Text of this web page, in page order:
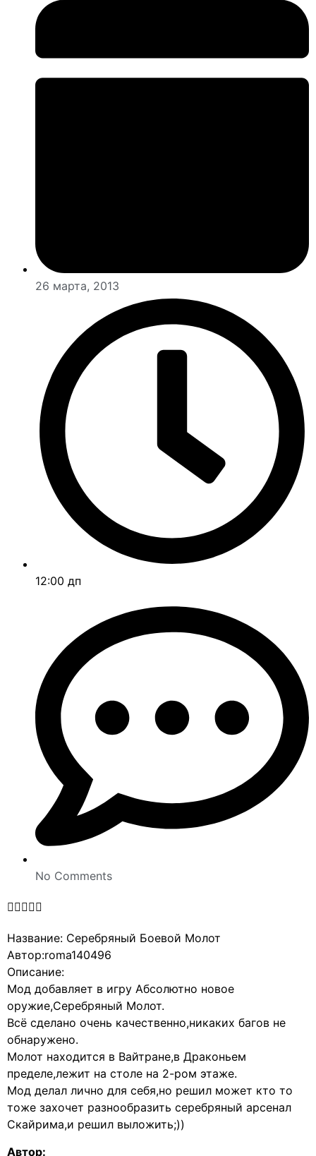
26 марта, 2013
12:00 дп
No Comments

Название: Серебряный Боевой Молот
Автор:roma140496
Описание:
Мод добавляет в игру Абсолютно новое
оружие,Серебряный Молот.
Всё сделано очень качественно,никаких багов не
обнаружено.
Молот находится в Вайтране,в Драконьем
пределе,лежит на столе на 2-ром этаже.
Мод делал лично для себя,но решил может кто то
тоже захочет разнообразить серебряный арсенал
Скайрима,и решил выложить;))
Автор: